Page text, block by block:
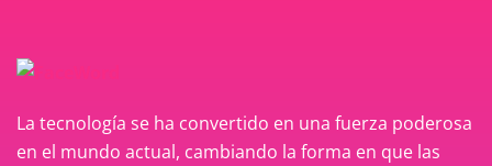
La tecnología se ha convertido en una fuerza poderosa
en el mundo actual, cambiando la forma en que las